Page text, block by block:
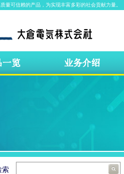
量可信赖的产品，为实现丰富多彩的社会贡献力量。
索